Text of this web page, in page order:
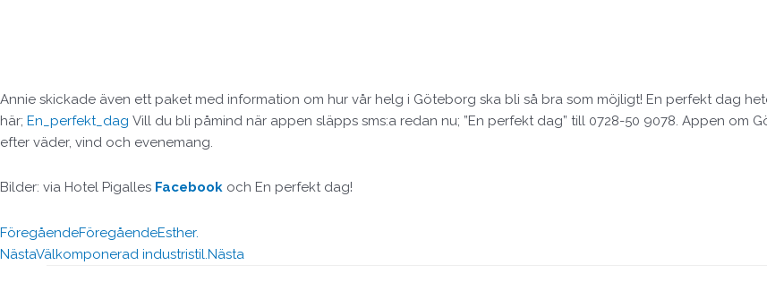
Annie skickade även ett paket med information om hur vår helg i Göteborg ska bli så bra som möjligt! En perfekt dag
här; En_perfekt_dag Vill du bli påmind när appen släpps sms:a redan nu; ”En perfekt dag” till 0728-50 9078. Appen
efter väder, vind och evenemang.
Bilder: via Hotel Pigalles Facebook och En perfekt dag!
FöregåendeFöregåendeEsther.
NästaVälkomponerad industristil.Nästa